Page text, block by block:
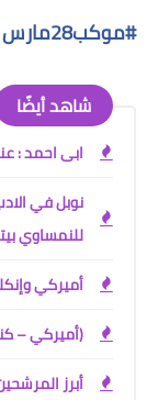
#موكب28مارس
شاهد أيضًا
ابى احمد :
للنمساوي
أميركي
(أميركي –
أبرز المرشحين